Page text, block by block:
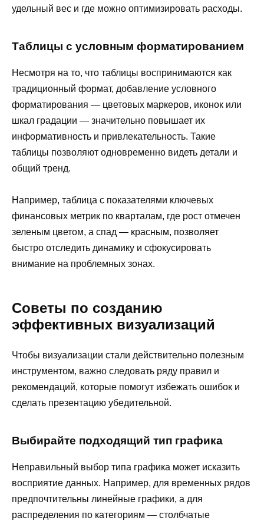
удельный вес и где можно оптимизировать расходы.
Таблицы с условным форматированием
Несмотря на то, что таблицы воспринимаются как
традиционный формат, добавление условного
форматирования — цветовых маркеров, иконок или
шкал градации — значительно повышает их
информативность и привлекательность. Такие
таблицы позволяют одновременно видеть детали и
общий тренд.
Например, таблица с показателями ключевых
финансовых метрик по кварталам, где рост отмечен
зеленым цветом, а спад — красным, позволяет
быстро отследить динамику и сфокусировать
внимание на проблемных зонах.
Советы по созданию
эффективных визуализаций
Чтобы визуализации стали действительно полезным
инструментом, важно следовать ряду правил и
рекомендаций, которые помогут избежать ошибок и
сделать презентацию убедительной.
Выбирайте подходящий тип графика
Неправильный выбор типа графика может исказить
восприятие данных. Например, для временных рядов
предпочтительны линейные графики, а для
распределения по категориям — столбчатые